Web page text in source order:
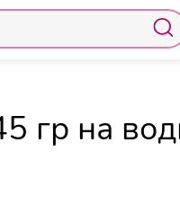
Краска штемпельная
гр на